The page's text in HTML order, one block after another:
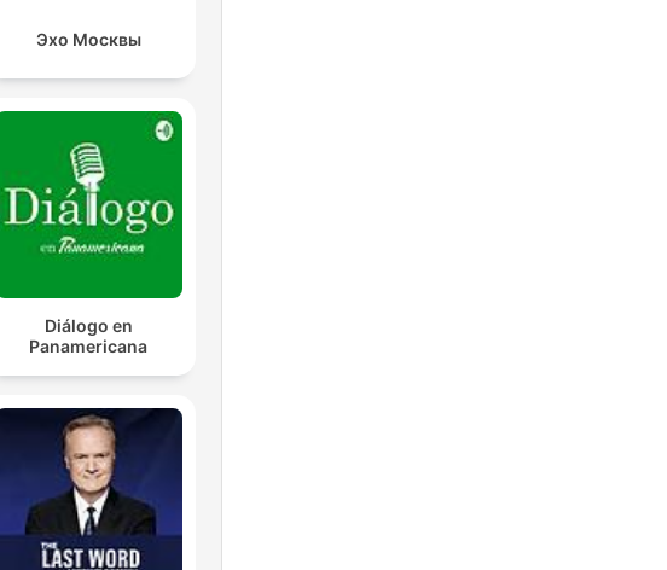
Эхо Москвы
Diálogo en
Panamericana